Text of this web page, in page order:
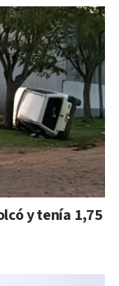
y tenía 1,75